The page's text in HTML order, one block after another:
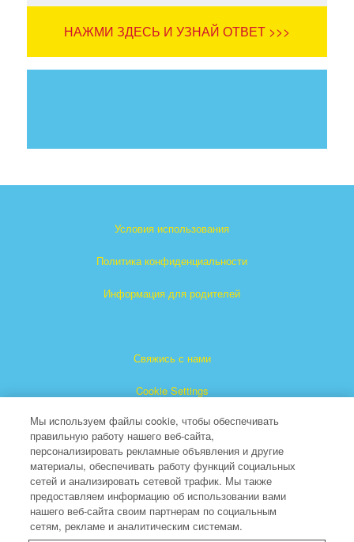
НАЖМИ ЗДЕСЬ И УЗНАЙ ОТВЕТ >>>
Условия использования
Политика конфиденциальности
Информация для родителей
Свяжись с нами
Cookie Settings
"Суперкнига" является зарегистрированной торговой
маркой The Christian Broadcasting Network, Inc.
Мы используем файлы cookie, чтобы обеспечивать
правильную работу нашего веб-сайта,
персонализировать рекламные объявления и другие
материалы, обеспечивать работу функций социальных
сетей и анализировать сетевой трафик. Мы также
предоставляем информацию об использовании вами
нашего веб-сайта своим партнерам по социальным
сетям, рекламе и аналитическим системам.